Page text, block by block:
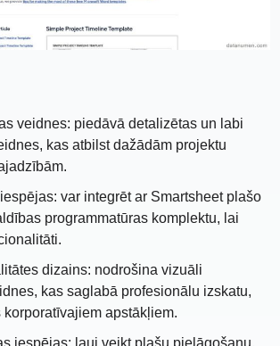
veidnes: piedāvā detalizētas un labi
kas atbilst dažādām projektu
var integrēt ar Smartsheet plašo
programmatūras komplektu, lai
dizains: nodrošina vizuāli
kas saglabā profesionālu izskatu,
korporatīvajiem apstākļiem.